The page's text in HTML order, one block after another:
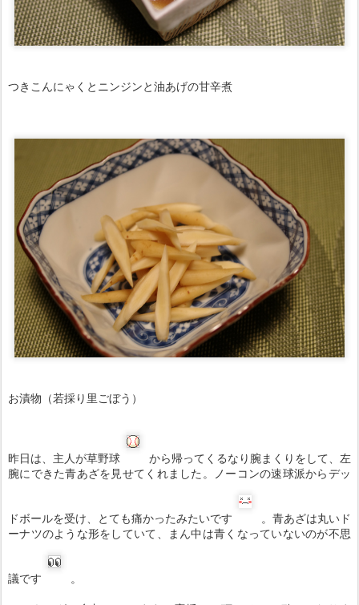
つきこんにゃくとニンジンと油あげの甘辛煮
お漬物（若採り里ごぼう）
昨日は、主人が草野球
から帰ってくるなり腕まくりをして、左
腕にできた青あざを見せてくれました。ノーコンの速球派からデッ
ドボールを受け、とても痛かったみたいです
。青あざは丸いド
ーナツのような形をしていて、まん中は青くなっていないのが不思
議です
。